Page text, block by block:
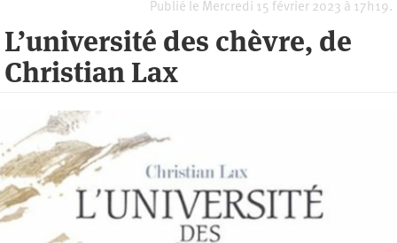
Publié le Mercredi 15 février 2023 à 17h19.
L’université des chèvre, de
Christian Lax